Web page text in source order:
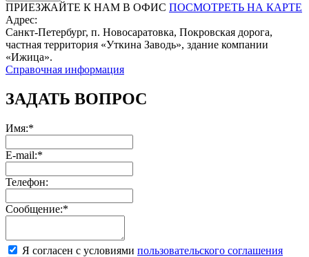
ПРИЕЗЖАЙТЕ К НАМ В ОФИС ПОСМОТРЕТЬ НА КАРТЕ
Адрес:
Санкт-Петербург, п. Новосаратовка, Покровская дорога,
частная территория «Уткина Заводь», здание компании
«Ижица».
Справочная информация
ЗАДАТЬ ВОПРОС
Имя:*
E-mail:*
Телефон:
Сообщение:*
Я согласен с условиями пользовательского соглашения